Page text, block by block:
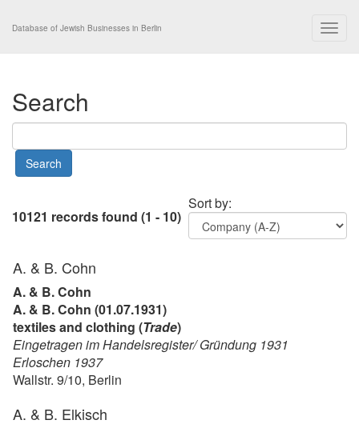
Database of Jewish Businesses in Berlin
Search
Sort by:
10121 records found (1 - 10)
A. & B. Cohn
A. & B. Cohn
A. & B. Cohn (01.07.1931)
textiles and clothing (Trade)
Eingetragen im Handelsregister/ Gründung 1931
Erloschen 1937
Wallstr. 9/10, Berlin
A. & B. Elkisch